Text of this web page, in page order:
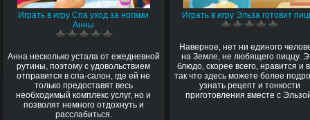
Играть в игру Спа уход за ногами
Анны
Анна несколько устала от ежедневной
рутины, поэтому с удовольствием
отправится в спа-салон, где ей не
только предоставят весь
необходимый комплекс услуг, но и
позволят немного отдохнуть и
расслабиться.
Играть в игру Эльза готовит
Наверное, нет ни единого
на Земле, не любящего пиццу.
блюдо, скорее всего, нравится и
так что здесь можете более
узнать рецепт и тонкости
приготовления вместе с